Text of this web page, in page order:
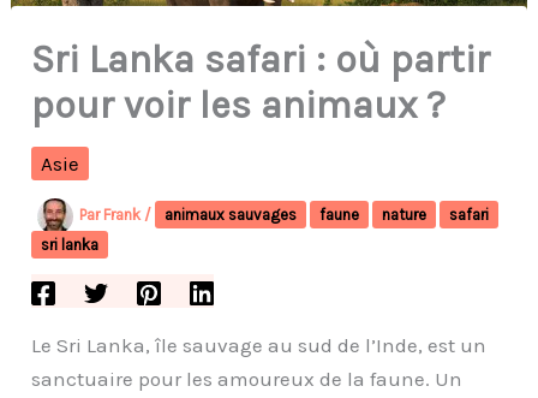
Sri Lanka safari : où partir
pour voir les animaux ?
Asie
Par Frank / animaux sauvages faune nature
safari
sri lanka
Le Sri Lanka, île sauvage au sud de l’Inde, est un
sanctuaire pour les amoureux de la faune. Un